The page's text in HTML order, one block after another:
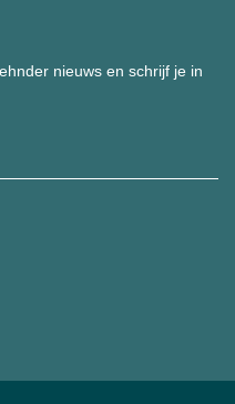
nieuws en schrijf je in